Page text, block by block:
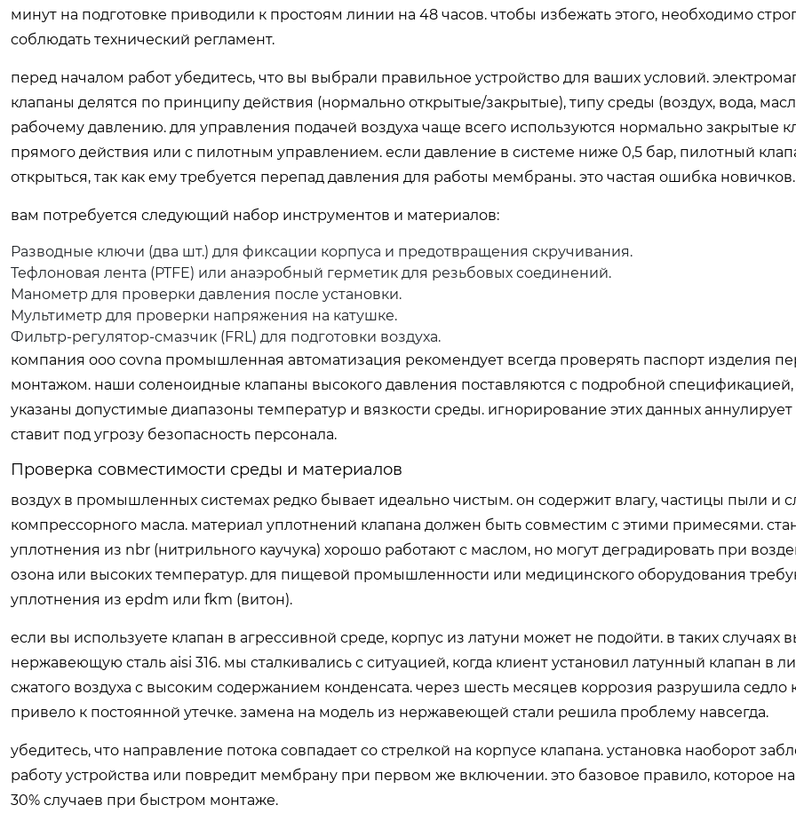
минут на подготовке приводили к простоям линии на 48 часов. чтобы избежать этого, необходимо
соблюдать технический регламент.
перед началом работ убедитесь, что вы выбрали правильное устройство для ваших условий.
клапаны делятся по принципу действия (нормально открытые/закрытые), типу среды (воздух, вода,
рабочему давлению. для управления подачей воздуха чаще всего используются нормально закрытые
прямого действия или с пилотным управлением. если давление в системе ниже 0,5 бар, пилотный
открыться, так как ему требуется перепад давления для работы мембраны. это частая ошибка новичков.
вам потребуется следующий набор инструментов и материалов:
Разводные ключи (два шт.) для фиксации корпуса и предотвращения скручивания.
Тефлоновая лента (PTFE) или анаэробный герметик для резьбовых соединений.
Манометр для проверки давления после установки.
Мультиметр для проверки напряжения на катушке.
Фильтр-регулятор-смазчик (FRL) для подготовки воздуха.
компания ооо covna промышленная автоматизация рекомендует всегда проверять паспорт изделия
монтажом. наши соленоидные клапаны высокого давления поставляются с подробной спецификацией,
указаны допустимые диапазоны температур и вязкости среды. игнорирование этих данных
ставит под угрозу безопасность персонала.
Проверка совместимости среды и материалов
воздух в промышленных системах редко бывает идеально чистым. он содержит влагу, частицы пыли и
компрессорного масла. материал уплотнений клапана должен быть совместим с этими примесями.
уплотнения из nbr (нитрильного каучука) хорошо работают с маслом, но могут деградировать при
озона или высоких температур. для пищевой промышленности или медицинского оборудования
уплотнения из epdm или fkm (витон).
если вы используете клапан в агрессивной среде, корпус из латуни может не подойти. в таких случаях
нержавеющую сталь aisi 316. мы сталкивались с ситуацией, когда клиент установил латунный клапан в
сжатого воздуха с высоким содержанием конденсата. через шесть месяцев коррозия разрушила седло
привело к постоянной утечке. замена на модель из нержавеющей стали решила проблему навсегда.
убедитесь, что направление потока совпадает со стрелкой на корпусе клапана. установка наоборот
работу устройства или повредит мембрану при первом же включении. это базовое правило, которое
30% случаев при быстром монтаже.